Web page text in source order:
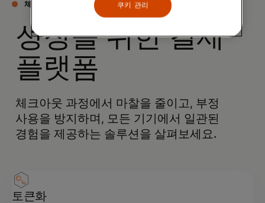
체크아웃 서비스
성장을 위한 결제
플랫폼
체크아웃 과정에서 마찰을 줄이고, 부정
사용을 방지하며, 모든 기기에서 일관된
경험을 제공하는 솔루션을 살펴보세요.
토큰화
쿠키 관리